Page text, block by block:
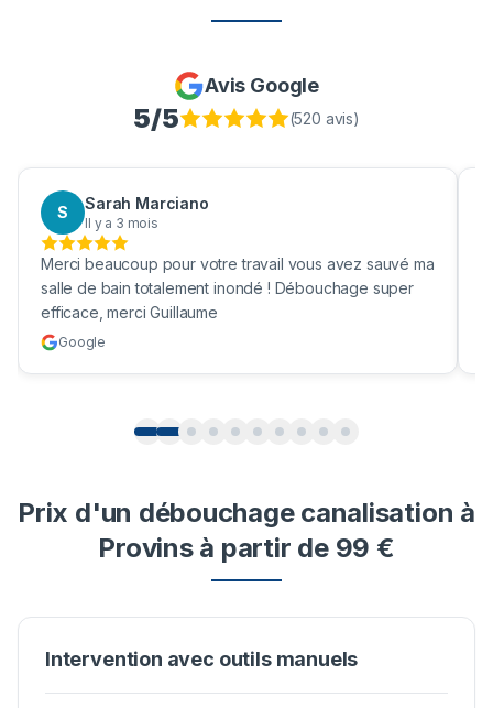
Avis Google
5/5 (520 avis)
S Sarah Marciano
Il y a 3 mois
Merci beaucoup pour votre travail vous avez sauvé ma
salle de bain totalement inondé ! Débouchage super
efficace, merci Guillaume
Google
Prix d'un débouchage canalisation à
Provins à partir de 99 €
Intervention avec outils manuels